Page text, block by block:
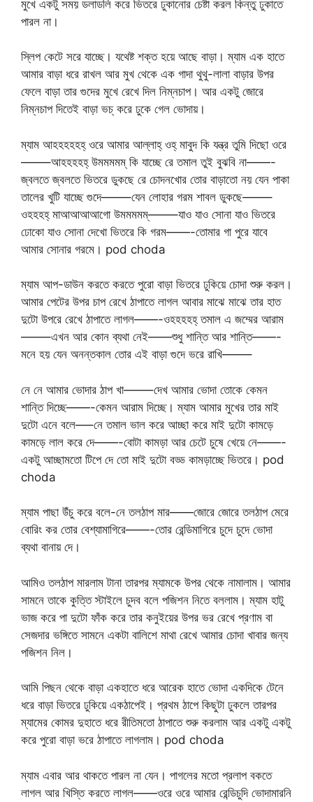
মুখে একটু সময় ডলাডলি করে ভিতরে ঢুকানোর চেষ্টা করল কিন্তু ঢুকাতে
পারল না।
স্লিপ কেটে সরে যাচ্ছে। যথেষ্ট শক্ত হয়ে আছে বাড়া। ম্যাম এক হাতে
আমার বাড়া ধরে রাখল আর মুখ থেকে এক গাদা থুথু-লালা বাড়ার উপর
ফেলে বাড়া তার গুদের মুখে রেখে দিল নিম্নচাপ। আর একটু জোরে
নিম্নচাপ দিতেই বাড়া ভচ্ করে ঢুকে গেল ভোদায়।
ম্যাম আহহহহহহ্ ওরে আমার আল্লাহ্ ওহ্ মাবুদ কি যন্ত্র তুমি দিছো ওরে
——–আহহহহহ্ উমমমমম্ কি যাচ্ছে রে তমাল তুই বুঝবি না——-
জ্বলতে জ্বলতে ভিতরে ডুকছে রে চোদনখোর তোর বাড়াতো নয় যেন পাকা
তালের খুটি যাচ্ছে গুদে——–যেন লোহার গরম শাবল ডুকছে——–
ওহহহহ্ মাআআআআগো উমমমমম্——–যাও যাও সোনা যাও ভিতরে
ঢোকো যাও সোনা দেখো ভিতরে কি গরম——-তোমার গা পুরে যাবে
আমার সোনার গরমে। pod choda
ম্যাম আপ-ডাউন করতে করতে পুরো বাড়া ভিতরে ঢুকিয়ে চোদা শুরু করল।
আমার পেটের উপর চাপ রেখে ঠাপাতে লাগল আবার মাঝে মাঝে তার হাত
দুটো উপরে রেখে ঠাপাতে লাগল——-ওহহহহহ্ তমাল এ জম্মের আরাম
——–এখন আর কোন ব্যথা নেই——শুধু শান্তি আর শান্তি——-
মনে হয় যেন অনন্তকাল তোর এই বাড়া গুদে ভরে রাখি——–
নে নে আমার ভোদার ঠাপ খা——–দেখ আমার ভোদা তোকে কেমন
শান্তি দিচ্ছে——-কেমন আরাম দিচ্ছে। ম্যাম আমার মুখের তার মাই
দুটো এনে বলে—–নে তমাল ভাল করে আচ্ছা করে মাই দুটো কামড়ে
কামড়ে লাল করে দে——-বোটা কামড়া আর চেটে চুষে খেয়ে নে——-
একটু আচ্ছামতো টিপে দে তো মাই দুটো বড্ড কামড়াচ্ছে ভিতরে। pod
choda
ম্যাম পাছা উঁচু করে বলে-নে তলঠাপ মার——জোরে জোরে তলঠাপ মেরে
বোরিং কর তোর বেশ্যামাগিরে——-তোর রেন্ডিমাগিরে চুদে চুদে ভোদা
ব্যথা বানায় দে।
আমিও তলঠাপ মারলাম টানা তারপর ম্যামকে উপর থেকে নামালাম। আমার
সামনে তাকে কুত্তি স্টাইলে চুদব বলে পজিশন নিতে বললাম। ম্যাম হাটু
ভাজ করে পা দুটো ফাঁক করে তার কনুইয়ের উপর ভর রেখে প্রণাম বা
সেজদার ভঙ্গিতে সামনে একটা বালিশে মাথা রেখে আমার চোদা খাবার জন্য
পজিশন নিল।
আমি পিছন থেকে বাড়া একহাতে ধরে আরেক হাতে ভোদা একদিকে টেনে
ধরে বাড়া ভিতরে ঢুকিয়ে একঠাপেই। প্রথম ঠাপে কিছুটা ঢুকলে তারপর
ম্যামের কোমর দুহাতে ধরে রীতিমতো ঠাপাতে শুরু করলাম আর একটু একটু
করে পুরো বাড়া ভরে ঠাপাতে লাগলাম। pod choda
ম্যাম এবার আর থাকতে পারল না যেন। পাগলের মতো প্রলাপ বকতে
লাগল আর খিস্তি করতে লাগল——ওরে ওরে আমার রেন্ডিচুদি ভোদামারনি